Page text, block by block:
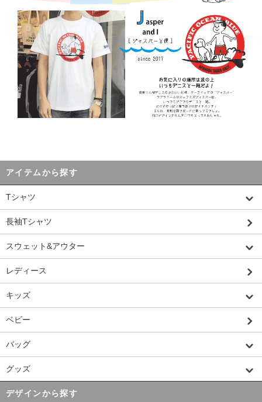
アイテムから探す
Tシャツ
長袖Tシャツ
スウェット&アウター
レディース
キッズ
ベビー
バッグ
グッズ
デザインから探す